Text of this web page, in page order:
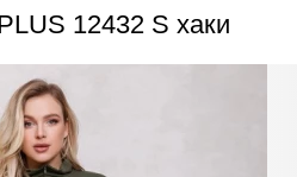
12432 S хаки